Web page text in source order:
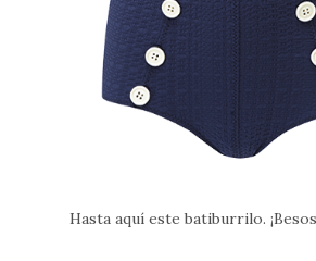
Hasta aquí este batiburrilo.